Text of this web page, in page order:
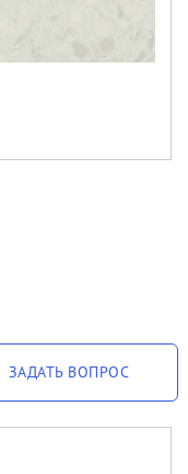
ЗАДАТЬ ВОПРОС